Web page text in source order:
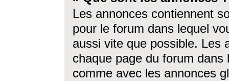
Les annonces contiennent
pour le forum dans lequel
aussi vite que possible. Les
chaque page du forum dans
comme avec les annonces